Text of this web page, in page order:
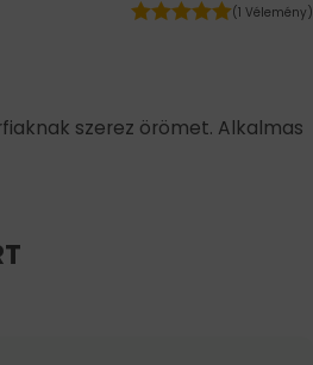
(1 Vélemény)
szerez örömet. Alkalmas